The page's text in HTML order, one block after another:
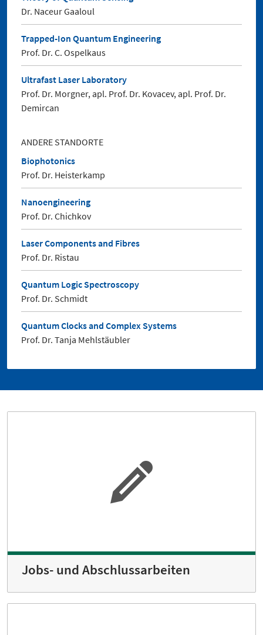
Dr. Naceur Gaaloul
Trapped-Ion Quantum Engineering
Prof. Dr. C. Ospelkaus
Ultrafast Laser Laboratory
Prof. Dr. Morgner, apl. Prof. Dr. Kovacev, apl. Prof. Dr.
Demircan
ANDERE STANDORTE
Biophotonics
Prof. Dr. Heisterkamp
Nanoengineering
Prof. Dr. Chichkov
Laser Components and Fibres
Prof. Dr. Ristau
Quantum Logic Spectroscopy
Prof. Dr. Schmidt
Quantum Clocks and Complex Systems
Prof. Dr. Tanja Mehlstäubler
Jobs- und Abschlussarbeiten